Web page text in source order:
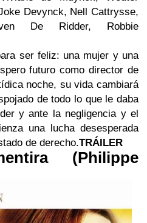
Devynck, Nell Cattrysse,
De Ridder, Robbie
ser feliz: una mujer y una
futuro como director de
noche, su vida cambiará
de todo lo que le daba
y ante la negligencia y el
una lucha desesperada
de derecho.TRÁILER
(Philippe